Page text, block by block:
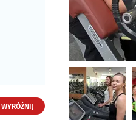
WYRÓŻNIJ